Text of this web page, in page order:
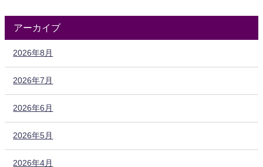
アーカイブ
2026年8月
2026年7月
2026年6月
2026年5月
2026年4月